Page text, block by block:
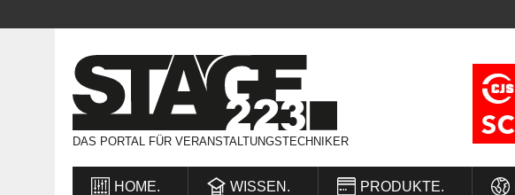
DAS PORTAL FÜR VERANSTALTUNGSTECHNIKER
HOME. WISSEN. PRODUKTE.